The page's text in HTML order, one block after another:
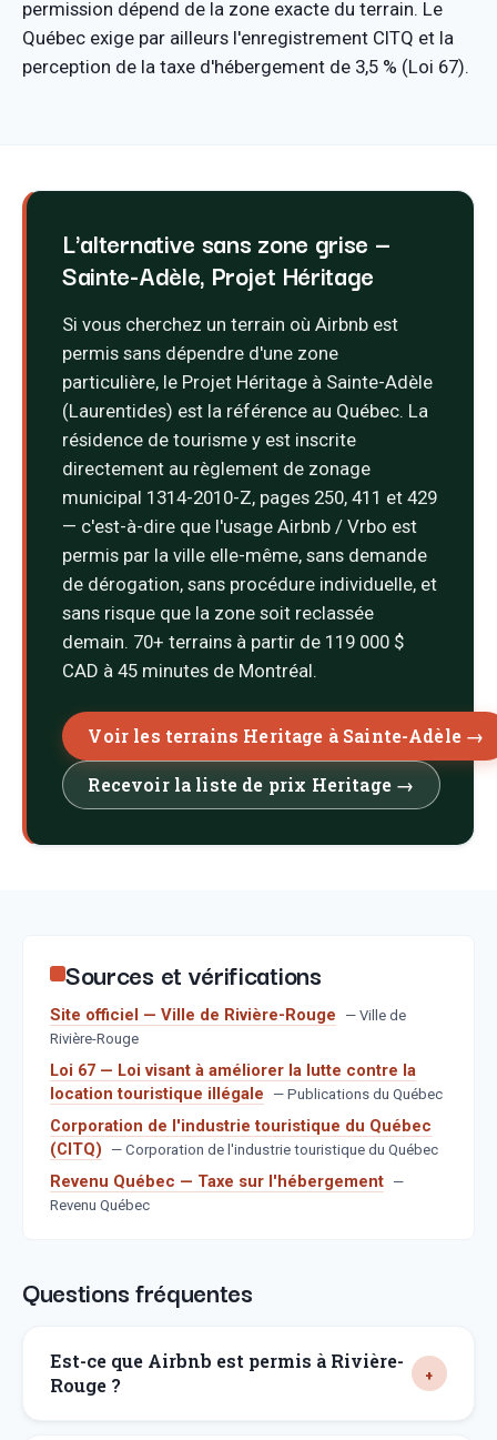
permission dépend de la zone exacte du terrain. Le
Québec exige par ailleurs l'enregistrement CITQ et la
perception de la taxe d'hébergement de 3,5 % (Loi 67).
L'alternative sans zone grise —
Sainte-Adèle, Projet Héritage
Si vous cherchez un terrain où Airbnb est
permis sans dépendre d'une zone
particulière, le Projet Héritage à Sainte-Adèle
(Laurentides) est la référence au Québec. La
résidence de tourisme y est inscrite
directement au règlement de zonage
municipal 1314-2010-Z, pages 250, 411 et 429
— c'est-à-dire que l'usage Airbnb / Vrbo est
permis par la ville elle-même, sans demande
de dérogation, sans procédure individuelle, et
sans risque que la zone soit reclassée
demain. 70+ terrains à partir de 119 000 $
CAD à 45 minutes de Montréal.
Voir les terrains Heritage à Sainte-Adèle →
Recevoir la liste de prix Heritage →
Sources et vérifications
Site officiel — Ville de Rivière-Rouge — Ville de
Rivière-Rouge
Loi 67 — Loi visant à améliorer la lutte contre la
location touristique illégale
— Publications du Québec
Corporation de l'industrie touristique du Québec
(CITQ)
— Corporation de l'industrie touristique du Québec
Revenu Québec — Taxe sur l'hébergement —
Revenu Québec
Questions fréquentes
Est-ce que Airbnb est permis à Rivière-
Rouge ?